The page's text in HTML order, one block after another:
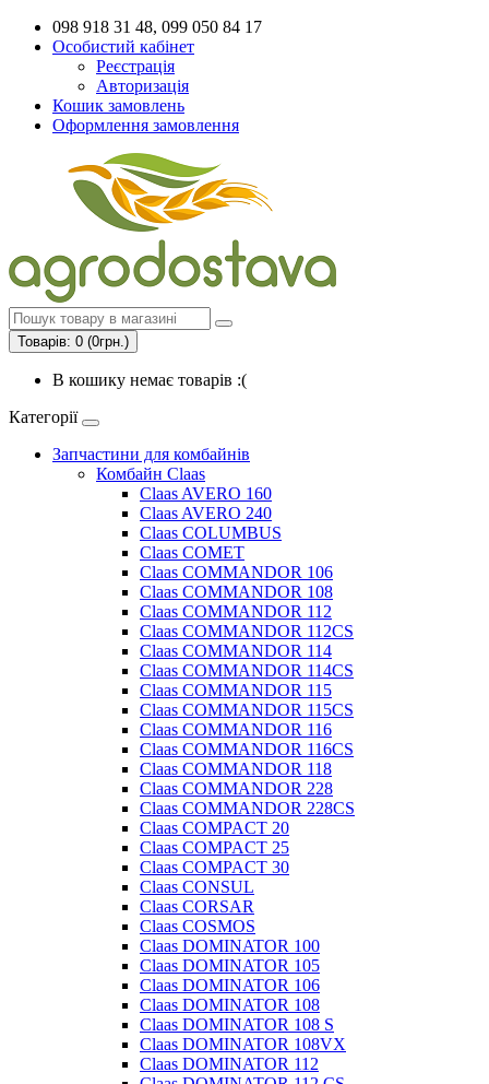
098 918 31 48, 099 050 84 17
Особистий кабінет
Реєстрація
Авторизація
Кошик замовлень
Оформлення замовлення
Товарів: 0 (0грн.)
В кошику немає товарів :(
Категорії
Запчастини для комбайнів
Комбайн Claas
Claas AVERO 160
Claas AVERO 240
Claas COLUMBUS
Claas COMET
Claas COMMANDOR 106
Claas COMMANDOR 108
Claas COMMANDOR 112
Claas COMMANDOR 112CS
Claas COMMANDOR 114
Claas COMMANDOR 114CS
Claas COMMANDOR 115
Claas COMMANDOR 115CS
Claas COMMANDOR 116
Claas COMMANDOR 116CS
Claas COMMANDOR 118
Claas COMMANDOR 228
Claas COMMANDOR 228CS
Claas COMPACT 20
Claas COMPACT 25
Claas COMPACT 30
Claas CONSUL
Claas CORSAR
Claas COSMOS
Claas DOMINATOR 100
Claas DOMINATOR 105
Claas DOMINATOR 106
Claas DOMINATOR 108
Claas DOMINATOR 108 S
Claas DOMINATOR 108VX
Claas DOMINATOR 112